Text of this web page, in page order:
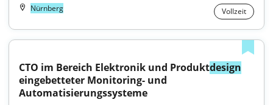
Nürnberg Vollzeit
CTO im Bereich Elektronik und Produktdesign
eingebetteter Monitoring- und
Automatisierungssysteme